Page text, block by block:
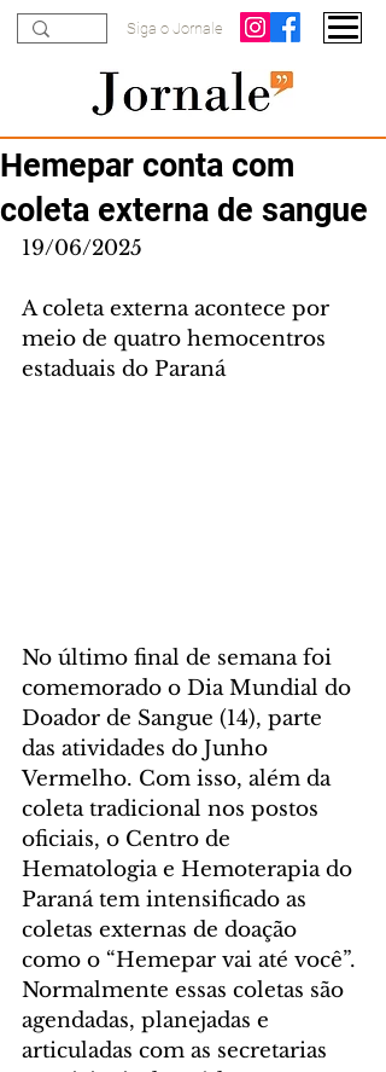
Siga o Jornale
Hemepar conta com
coleta externa de sangue
19/06/2025
A coleta externa acontece por
meio de quatro hemocentros
estaduais do Paraná
No último final de semana foi
comemorado o Dia Mundial do
Doador de Sangue (14), parte
das atividades do Junho
Vermelho. Com isso, além da
coleta tradicional nos postos
oficiais, o Centro de
Hematologia e Hemoterapia do
Paraná tem intensificado as
coletas externas de doação
como o “Hemepar vai até você”.
Normalmente essas coletas são
agendadas, planejadas e
articuladas com as secretarias